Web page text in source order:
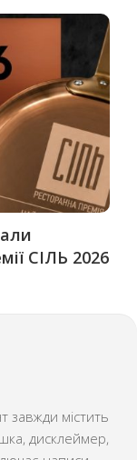
СІЛЬ 2026
завжди містить
дисклеймер,